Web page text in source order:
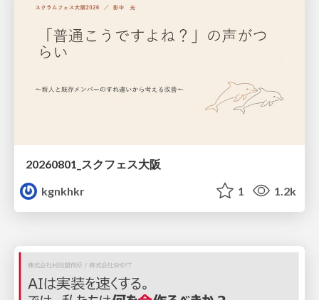
20260801_スクフェス大阪
kgnkhkr
1 1.2k